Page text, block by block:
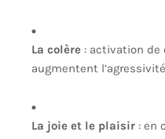
La colère : activation
augmentent
La joie et le plaisir : en